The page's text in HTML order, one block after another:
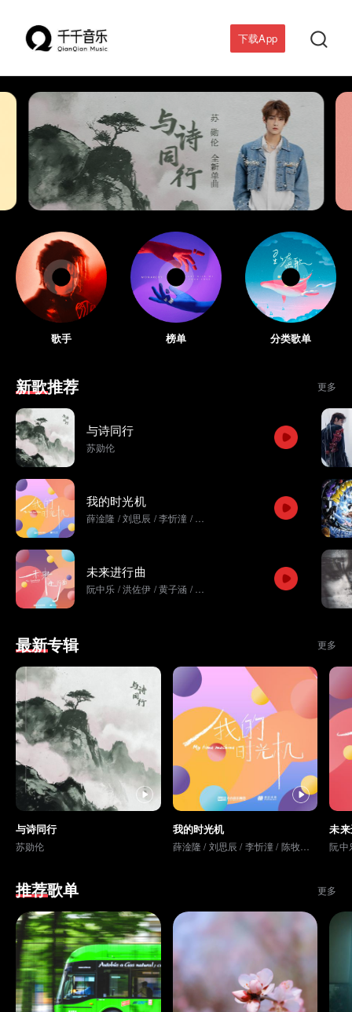
下载App 
歌手 榜单 分类歌单
新歌推荐 更多
与诗同行
苏勋伦
我的时光机
薛淦隆 /刘思辰 /李忻潼 / 杨子豪
未来进行曲
阮中乐 /洪佐伊 /黄子涵 / 姚承彤
最新专辑 更多
与诗同行
苏勋伦
我的时光机
薛淦隆 /刘思辰 /李忻潼/陈牧歌 刘笑颜
未
阮中
推荐歌单 更多